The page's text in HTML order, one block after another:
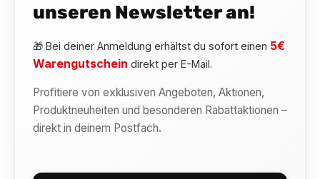
unseren Newsletter an!
🎁 Bei deiner Anmeldung erhältst du sofort einen 5€
Warengutschein direkt per E-Mail.
Profitiere von exklusiven Angeboten, Aktionen,
Produktneuheiten und besonderen Rabattaktionen –
direkt in deinem Postfach.